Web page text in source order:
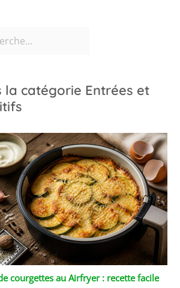
la catégorie Entrées et
courgettes au Airfryer : recette facile